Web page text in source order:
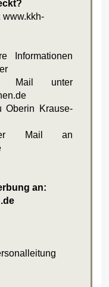
www.kkh-
Informationen
Mail unter
Oberin Krause-
Mail an
an: